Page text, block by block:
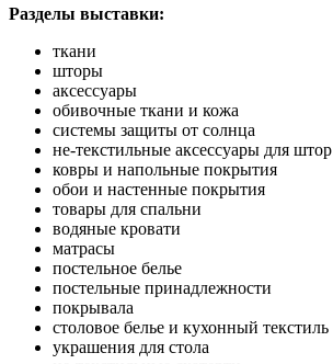
Разделы выставки:
ткани
шторы
аксессуары
обивочные ткани и кожа
системы защиты от солнца
не-текстильные аксессуары для штор
ковры и напольные покрытия
обои и настенные покрытия
товары для спальни
водяные кровати
матрасы
постельное белье
постельные принадлежности
покрывала
столовое белье и кухонный текстиль
украшения для стола